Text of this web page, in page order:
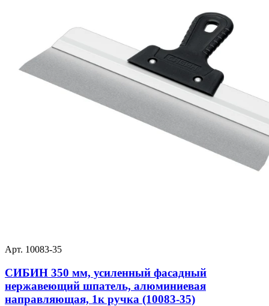
Арт. 10083-35
СИБИН 350 мм, усиленный фасадный
нержавеющий шпатель, алюминиевая
направляющая, 1к ручка (10083-35)